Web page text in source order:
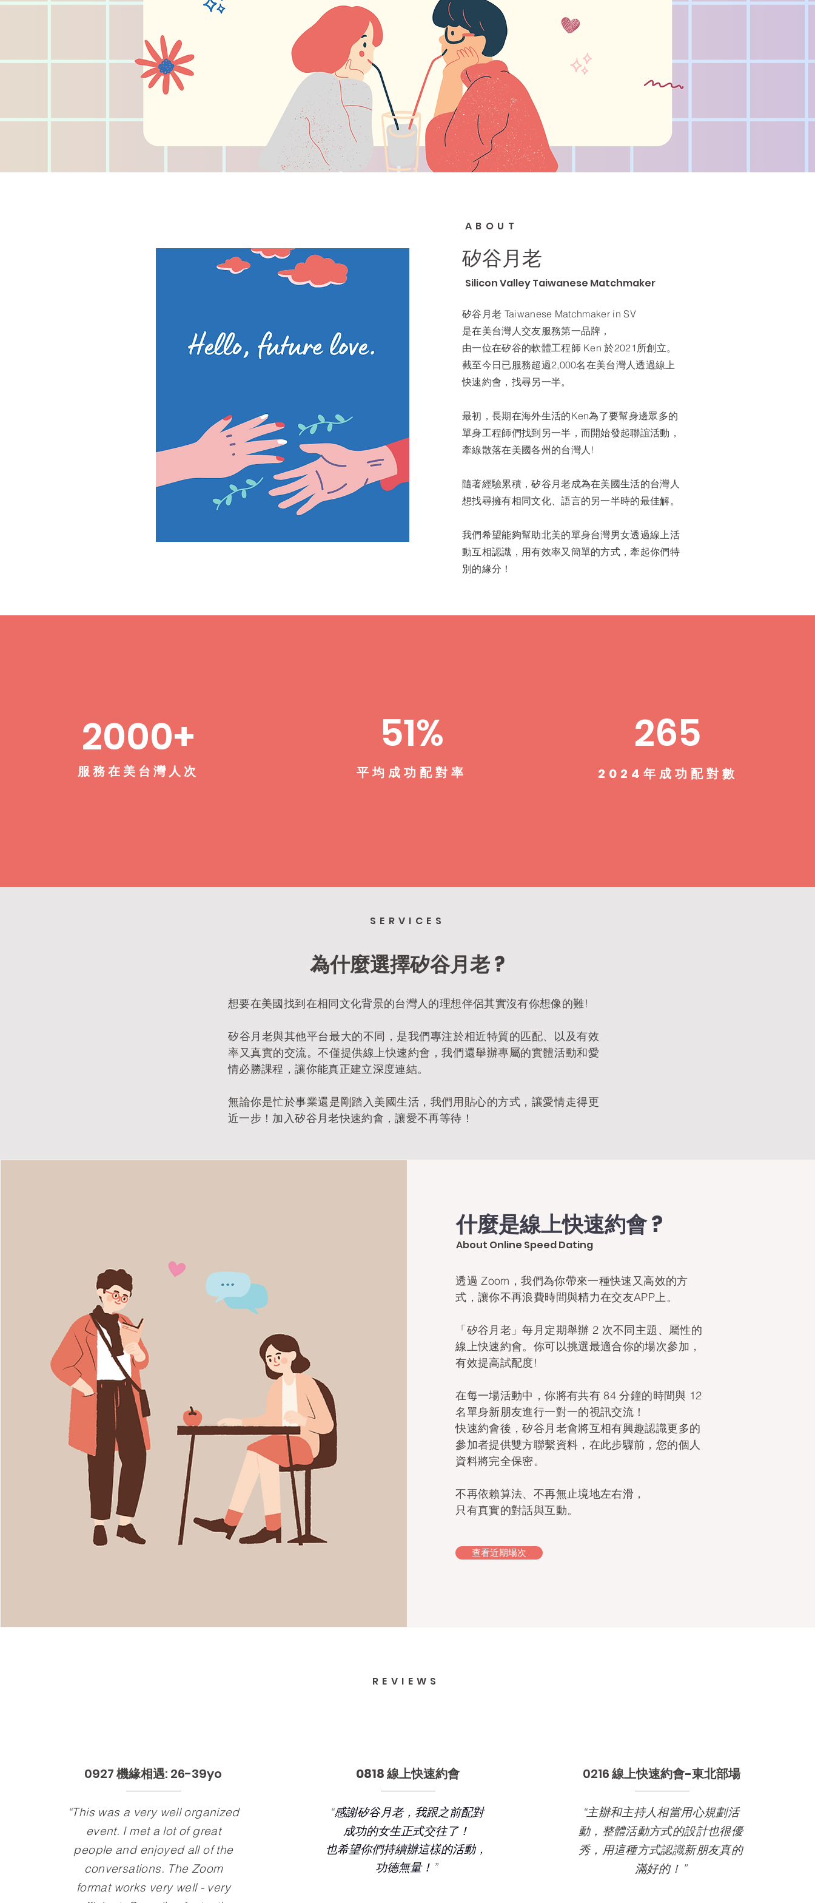
ABOUT
矽谷月老
Silicon Valley Taiwanese Matchmaker
矽谷月老 Taiwanese Matchmaker in SV
是在美台灣人交友服務第一品牌，
由一位在矽谷的軟體工程師 Ken 於2021所創立。
截至今日已服務超過2,000名在美台灣人透過線上
快速約會，找尋另一半。
最初，長期在海外生活的Ken為了要幫身邊眾多的
單身工程師們找到另一半，而開始發起聯誼活動，
牽線散落在美國各州的台灣人!
隨著經驗累積，矽谷月老成為在美國生活的台灣人
想找尋擁有相同文化、語言的另一半時的最佳解。
我們希望能夠幫助北美的單身台灣男女透過線上活
動互相認識，用有效率又簡單的方式，牽起你們特
別的緣分！
2000+
​服務在美台灣人次
51%
​平均成功配對率
265
2024年成功配對數
SERVICES
​為什麼選擇矽谷月老 ?
想要在美國找到在相同文化背景的台灣人的理想伴侶其實沒有你想像的難!
矽谷月老與其他平台最大的不同，是我們專注於相近特質的匹配、以及有效
率又真實的交流。不僅提供線上快速約會，我們還舉辦專屬的實體活動和愛
情必勝課程，讓你能真正建立深度連結。
無論你是忙於事業還是剛踏入美國生活，我們用貼心的方式，讓愛情走得更
近一步！加入矽谷月老快速約會，讓愛不再等待！
什麼是線上快速約會 ?
About Online Speed Dating
​透過 Zoom，我們為你帶來一種快速又高效的方
式，讓你不再浪費時間與精力在交友APP上。
「矽谷月老」每月定期舉辦 2 次不同主題、屬性的
線上快速約會。你可以挑選最適合你的場次參加，
有效提高試配度!
在每一場活動中，你將有共有 84 分鐘的時間與 12
名單身新朋友進行一對一的視訊交流！
快速約會後，矽谷月老會將互相有興趣認識更多的
參加者提供雙方聯繫資料，在此步驟前，您的個人
資料將完全保密。
不再依賴算法、不再無止境地左右滑，
只有真實的對話與互動。
查看近期場次
REVIEWS
0927機緣相遇: 26-39yo
“This was a very well organized
event. I met a lot of great
people and enjoyed all of the
conversations. The Zoom
format works very well - very
0818 線上快速約會
“感謝矽谷月老，我跟之前配對
成功的女生正式交往了！
也希望你們持續辦這樣的活動，
功德無量！ ”
0216線上快速約會-東北部場
“主辦和主持人相當用心規劃活
動，整體活動方式的設計也很優
秀，用這種方式認識新朋友真的
滿好的！”